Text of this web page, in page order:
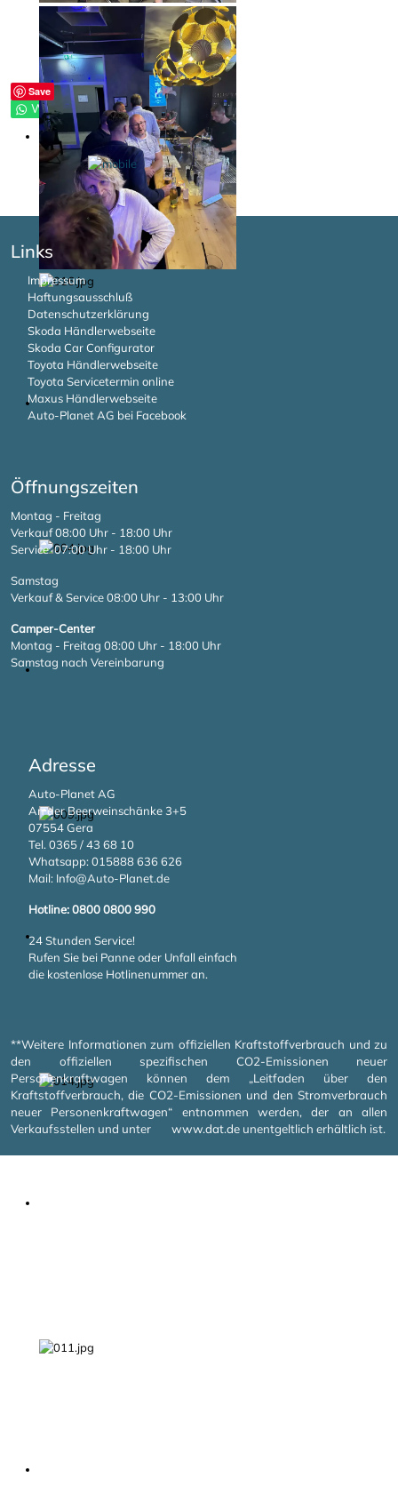
Save
Whatsapp
Links
Impressum
Haftungsausschluß
Datenschutzerklärung
Skoda Händlerwebseite
Skoda Car Configurator
Toyota Händlerwebseite
Toyota Servicetermin online
Maxus Händlerwebseite
Auto-Planet AG bei Facebook
Öffnungszeiten
Montag - Freitag
Verkauf 08:00 Uhr - 18:00 Uhr
Service 07:00 Uhr - 18:00 Uhr
Samstag
Verkauf & Service 08:00 Uhr - 13:00 Uhr
Camper-Center
Montag - Freitag 08:00 Uhr - 18:00 Uhr
Samstag nach Vereinbarung
Adresse
Auto-Planet AG
An der Beerweinschänke 3+5
07554 Gera
Tel. 0365 / 43 68 10
Whatsapp: 015888 636 626
Mail: Info@Auto-Planet.de
Hotline: 0800 0800 990
24 Stunden Service!
Rufen Sie bei Panne oder Unfall einfach
die kostenlose Hotlinenummer an.
**Weitere Informationen zum offiziellen Kraftstoffverbrauch und zu
den offiziellen spezifischen CO2-Emissionen neuer
Personenkraftwagen können dem „Leitfaden über den
Kraftstoffverbrauch, die CO2-Emissionen und den Stromverbrauch
neuer Personenkraftwagen“ entnommen werden, der an allen
Verkaufsstellen und unter
www.dat.deunentgeltlich erhältlich ist.